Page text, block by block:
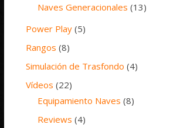
Naves Generacionales (13)
Power Play (5)
Rangos (8)
Simulación de Trasfondo (4)
Vídeos (22)
Equipamiento Naves (8)
Reviews (4)